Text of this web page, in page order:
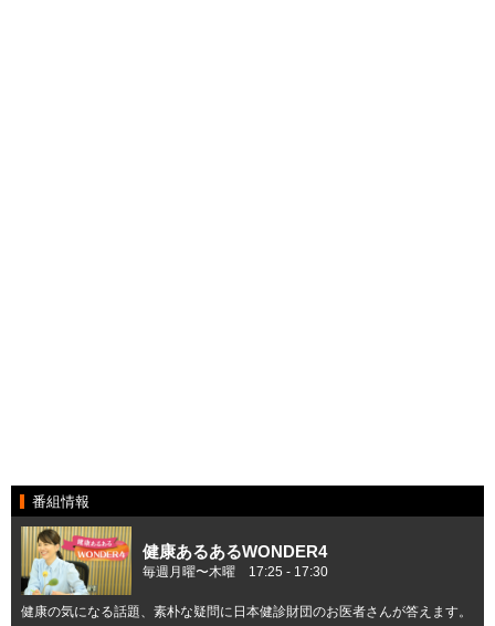
番組情報
健康あるあるWONDER4
毎週月曜〜木曜 17:25 ‐ 17:30
健康の気になる話題、素朴な疑問に日本健診財団のお医者さんが答えます。